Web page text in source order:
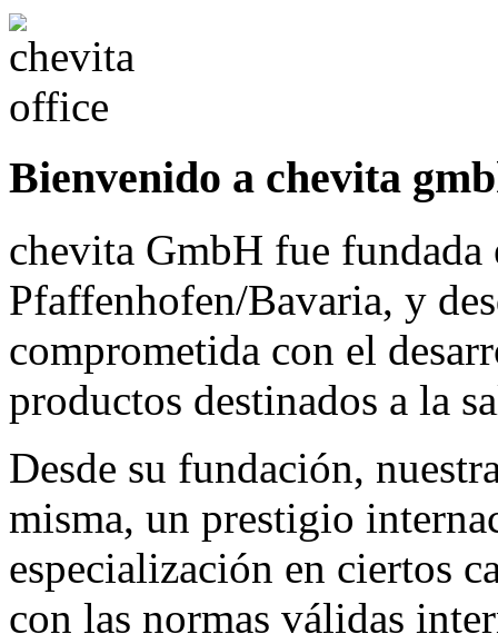
Bienvenido a chevita
chevita GmbH fue fundada
Pfaffenhofen/Bavaria, y
comprometida con el
productos destinados a la
Desde su fundación,
misma, un prestigio
especialización en ciertos
con las normas válidas